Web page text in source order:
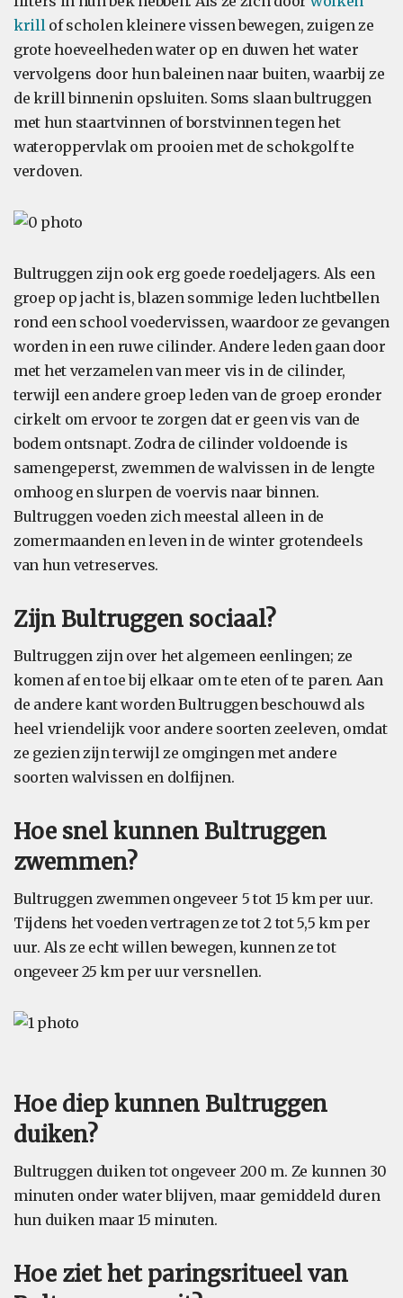
krillof scholen kleinere vissen bewegen, zuigen ze
grote hoeveelheden water op en duwen het water
vervolgens door hun baleinen naar buiten, waarbij ze
de krill binnenin opsluiten. Soms slaan bultruggen
met hun staartvinnen of borstvinnen tegen het
wateroppervlak om prooien met de schokgolf te
verdoven.
Bultruggen zijn ook erg goede roedeljagers. Als een
groep op jacht is, blazen sommige leden luchtbellen
rond een school voedervissen, waardoor ze gevangen
worden in een ruwe cilinder. Andere leden gaan door
met het verzamelen van meer vis in de cilinder,
terwijl een andere groep leden van de groep eronder
cirkelt om ervoor te zorgen dat er geen vis van de
bodem ontsnapt. Zodra de cilinder voldoende is
samengeperst, zwemmen de walvissen in de lengte
omhoog en slurpen de voervis naar binnen.
Bultruggen voeden zich meestal alleen in de
zomermaanden en leven in de winter grotendeels
van hun vetreserves.
Zijn Bultruggen sociaal?
Bultruggen zijn over het algemeen eenlingen; ze
komen af en toe bij elkaar om te eten of te paren. Aan
de andere kant worden Bultruggen beschouwd als
heel vriendelijk voor andere soorten zeeleven, omdat
ze gezien zijn terwijl ze omgingen met andere
soorten walvissen en dolfijnen.
Hoe snel kunnen Bultruggen
zwemmen?
Bultruggen zwemmen ongeveer 5 tot 15 km per uur.
Tijdens het voeden vertragen ze tot 2 tot 5,5 km per
uur. Als ze echt willen bewegen, kunnen ze tot
ongeveer 25 km per uur versnellen.
Hoe diep kunnen Bultruggen
duiken?
Bultruggen duiken tot ongeveer 200 m. Ze kunnen 30
minuten onder water blijven, maar gemiddeld duren
hun duiken maar 15 minuten.
Hoe ziet het paringsritueel van